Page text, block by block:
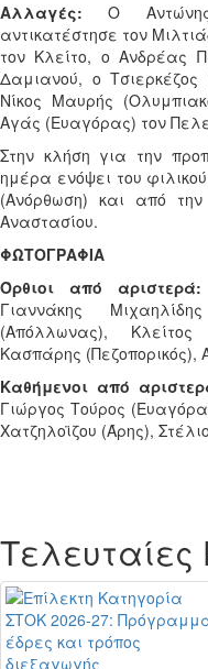
Αλλαγές: Ο
αντικατέστησε τον
τον Κλείτο, ο Ανδρέας
Δαμιανού, ο
Νίκος Μαυρής
Αγάς (Ευαγόρας) τον
Στην κλήση για την
ημέρα ενόψει του
(Ανόρθωση) και από
Αναστασίου.
ΦΩΤΟΓΡΑΦΙΑ
Όρθιοι από αριστερά:
Γιαννάκης
(Απόλλωνας), Κλείτος
Κασπάρης
Καθήμενοι από
Γιώργος Τούρος
Χατζηλοϊζου (Άρης),
Τελευταίες